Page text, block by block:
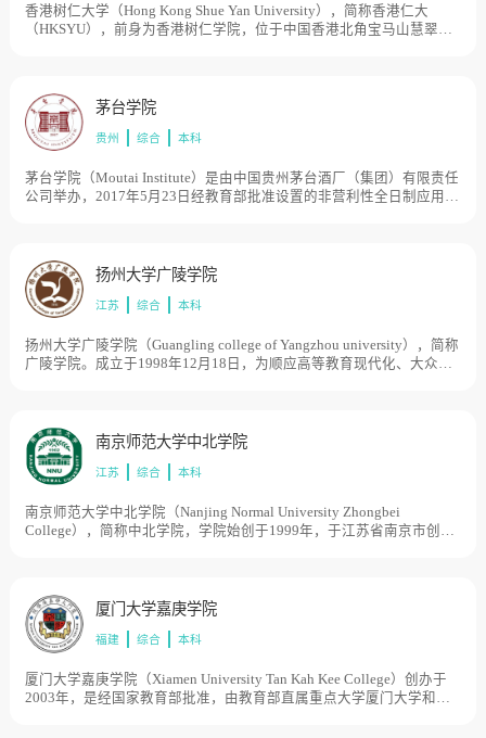
吸疾病国家重点实验室成立粤澳呼吸道病原体联合研究中心。2014
年，成立澳门系统工程研究所。 2014年，成立澳门科技大学-中国科学
澳门环境科学与环境管理联合实验室。 2016年，成立澳门智慧城市研
究院。 2016年，诺贝尔生理学或医学奖得主埃尔文·内尔加入澳科大并
成立“埃尔文⋅内尔博士生物物理与中医药研究室”。 2017年，澳门科技
门科技大学建立的教育部研究基地分别是：1.澳门传媒研究中心（复旦
大学伙伴基地）2.澳门海洋发展研究中心（中国海洋大学伙伴基地）3.
将设立澳门科技大学珠海校区。目前学校总体占地面积300亩。
香港树仁大学（Hong Kong Shue Yan University），简称香港仁大
（HKSYU），前身为香港树仁学院，位于中国香港北角宝马山慧翠道
人民共和国香港特别行政区行政长官会同行政会议通过正名动议，正
式承认其大学地位，成为香港第一所私立大学。在香港开埠以来及香
港教育史（大专教育发展）上，该校为香港本地第一所获得香港特别
有划时代意义。2015年，经教育部批准，香港树仁大学与北京语言大
学开始合办中文博士班。2014年香港最佳大学民意排名（按香港大学
2015、2016年香港最佳大学民意排名均维持第8名。2020年，香港树
仁大学在国际高等教育资讯机构Quacquarelli Symonds(QS)亚洲排名第
401至450位之内，亦是树仁大学首次上榜，2021年QS亚洲排名提升至
茅台学院
贵州 综合 本科
茅台学院（Moutai Institute）是由中国贵州茅台酒厂（集团）有限责任
公司举办，2017年5月23日经教育部批准设置的非营利性全日制应用型
的高素质、应用型人才。学校坐落于“中国酒都”贵州省仁怀市南部新
城，占地1076.2亩，建筑面积26万平方米，教学科研设施设备先进，
图书资源充足丰富，校园信息化智慧化程度高，学习生活环境条件舒
扬州大学广陵学院
江苏 综合 本科
扬州大学广陵学院（Guangling college of Yangzhou university），简称
广陵学院。成立于1998年12月18日，为顺应高等教育现代化、大众化
舍面积28万平方米。南京师范大学中北学院
江苏 综合 本科
南京师范大学中北学院（Nanjing Normal University Zhongbei
College），简称中北学院，学院始创于1999年，于江苏省南京市创办
独立学院转设的有关要求，现将南京师范大学中北学院与江苏经贸职
业技术学院合并转设为省属公办本科学校。截至2021年5月，南京师范
大学中北学院丹阳校区占地总面积900亩，规划建设总建筑面积38.75
厦门大学嘉庚学院
福建 综合 本科
厦门大学嘉庚学院（Xiamen University Tan Kah Kee College）创办于
2003年，是经国家教育部批准，由教育部直属重点大学厦门大学和厦